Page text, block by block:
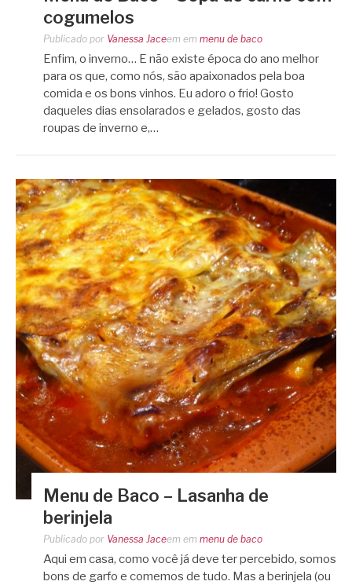
cogumelos
Publicado por Vanessa Jaceem em menu de baco
Enfim, o inverno… E não existe época do ano melhor
para os que, como nós, são apaixonados pela boa
comida e os bons vinhos. Eu adoro o frio! Gosto
daqueles dias ensolarados e gelados, gosto das
roupas de inverno e,…
Menu de Baco – Lasanha de
berinjela
Publicado por Vanessa Jaceem em menu de baco
Aqui em casa, como você já deve ter percebido, somos
bons de garfo e comemos de tudo. Mas a berinjela (ou